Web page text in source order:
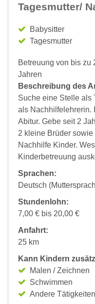
Tagesmutter/
Babysitter
Tagesmutter
Betreuung von bis zu
Jahren
Beschreibung des
Suche eine Stelle als
als Nachhilfelehrerin.
Abitur. Gebe seit 2
2 kleine Brüder
Nachhilfe Kinder.
Kinderbetreuung
Sprachen:
Deutsch
Stundenlohn:
7,00 € bis 20,00 €
Anfahrt:
25 km
Kann Kindern
Malen / Zeichnen
Schwimmen
Andere